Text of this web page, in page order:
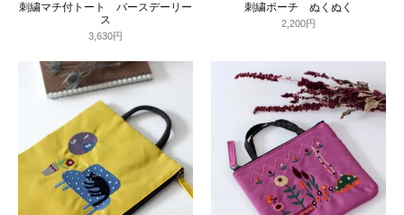
刺繍マチ付トート バースデーリー
ス
3,630円
刺繍ポーチ ぬくぬく
2,200円